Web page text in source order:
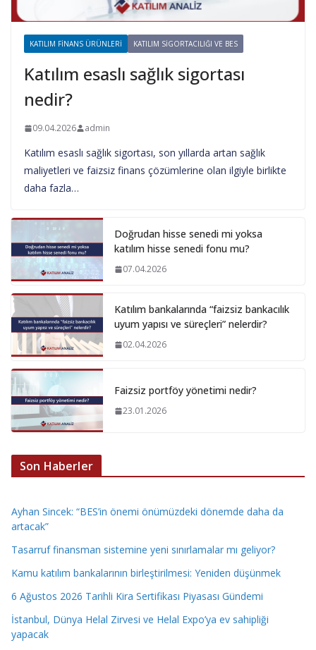
KATILIM FINANS ÜRÜNLERI KATILIM SIGORTACILIĞI VE BES
Katılım esaslı sağlık sigortası
nedir?
09.04.2026 admin
Katılım esaslı sağlık sigortası, son yıllarda artan sağlık
maliyetleri ve faizsiz finans çözümlerine olan ilgiyle birlikte
daha fazla…
Doğrudan hisse senedi mi yoksa
katılım hisse senedi fonu mu?
07.04.2026
Katılım bankalarında “faizsiz bankacılık
uyum yapısı ve süreçleri” nelerdir?
02.04.2026
Faizsiz portföy yönetimi nedir?
23.01.2026
Son Haberler
Ayhan Sincek: “BES’in önemi önümüzdeki dönemde daha da
artacak”
Tasarruf finansman sistemine yeni sınırlamalar mı geliyor?
Kamu katılım bankalarının birleştirilmesi: Yeniden düşünmek
6 Ağustos 2026 Tarihli Kira Sertifikası Piyasası Gündemi
İstanbul, Dünya Helal Zirvesi ve Helal Expo’ya ev sahipliği
yapacak